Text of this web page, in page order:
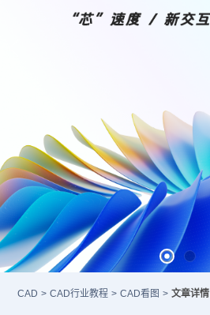
CAD > CAD行业教程 > CAD看图 > 文章详情